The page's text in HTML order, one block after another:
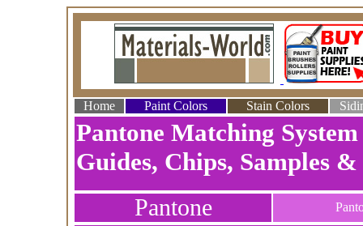
Home Paint Colors Stain Colors
Pantone Matching
Guides, Chips, Samples &
Pantone